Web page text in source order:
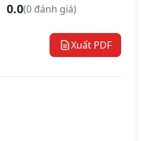
0.0(0 đánh giá)
Xuất PDF